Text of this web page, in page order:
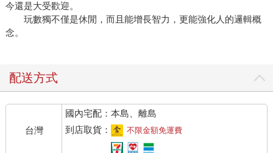
今還是大受歡迎。
玩數獨不僅是休閒，而且能增長智力，更能強化人的邏輯概
念。
配送方式
台灣
國內宅配：本島、離島
到店取貨：
不限金額免運費